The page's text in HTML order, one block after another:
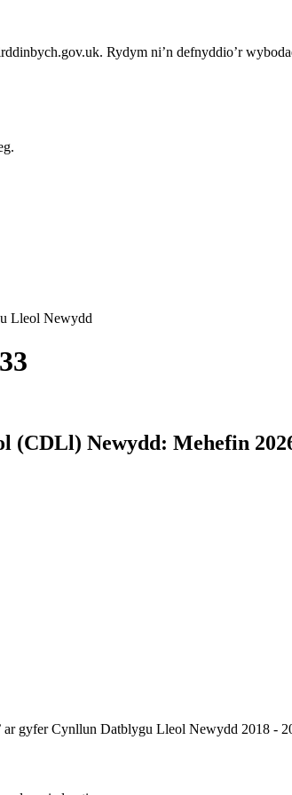
Rydym ni’n defnyddio’r
Lleol Newydd
(CDLl) Newydd: Mehefin
ar gyfer Cynllun Datblygu Lleol Newydd 2018 -